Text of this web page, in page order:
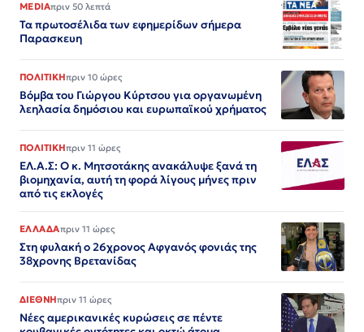
MEDIAπριν 50 λεπτά
Τα πρωτοσέλιδα των εφημερίδων σήμερα
Παρασκευη
ΠΟΛΙΤΙΚΗπριν 10 ώρες
Βόμβα του Γιώργου Κύρτσου για οργανωμένη
λεηλασία δημόσιου και ευρωπαϊκού χρήματος
ΠΟΛΙΤΙΚΗπριν 11 ώρες
ΕΛ.Α.Σ: Ο κ. Μητσοτάκης ανακάλυψε ξανά τη
βιομηχανία, αυτή τη φορά λίγους μήνες πριν
από τις εκλογές
ΕΛΛΑΔΑπριν 11 ώρες
Στη φυλακή ο 26χρονος Αφγανός φονιάς της
38χρονης Βρετανίδας
ΔΙΕΘΝΗπριν 11 ώρες
Νέες αμερικανικές κυρώσεις σε πέντε